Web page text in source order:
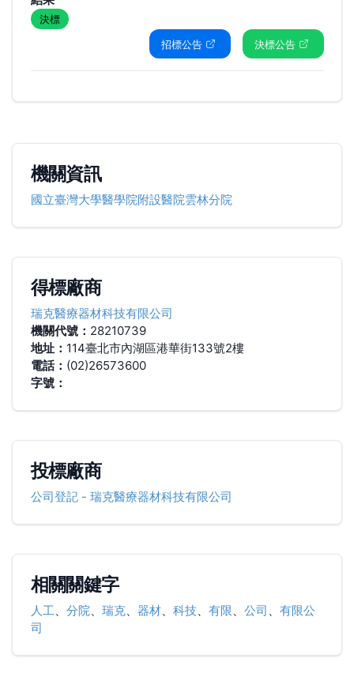
決標
招標公告
決標公告
機關資訊
國立臺灣大學醫學院附設醫院雲林分院
得標廠商
瑞克醫療器材科技有限公司
機關代號： 28210739
地址： 114臺北市內湖區港華街133號2樓
電話： (02)26573600
字號：
投標廠商
公司登記- 瑞克醫療器材科技有限公司
相關關鍵字
人工、 分院、 瑞克、 器材、 科技、 有限、 公司 、 有限公
司